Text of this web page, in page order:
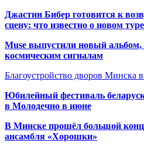
Джастин Бибер готовится к
сцену: что известно о новом туре
Muse выпустили новый
космическим сигналам
Благоустройство дворов Минска
Юбилейный фестиваль
в Молодечно в июне
В Минске прошёл большой
ансамбля «Хорошки»